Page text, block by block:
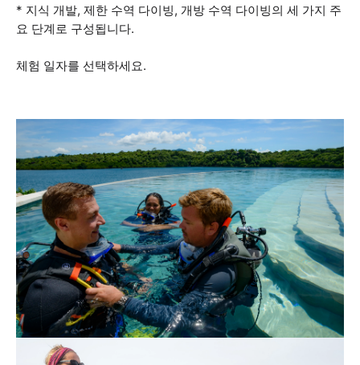
* 지식 개발, 제한 수역 다이빙, 개방 수역 다이빙의 세 가지 주
요 단계로 구성됩니다.
체험 일자를 선택하세요.